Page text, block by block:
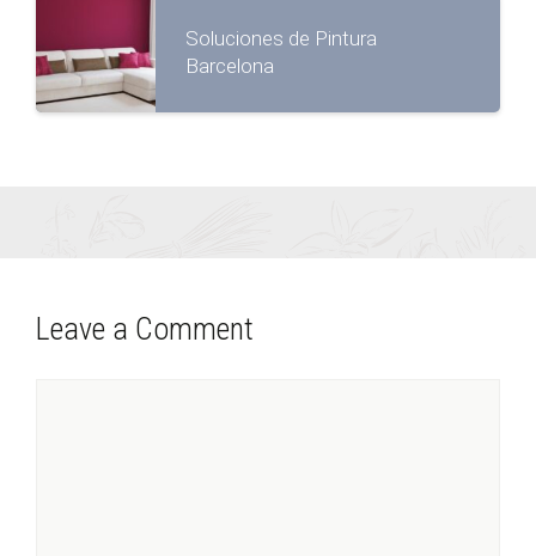
Soluciones de Pintura
Barcelona
Leave a Comment